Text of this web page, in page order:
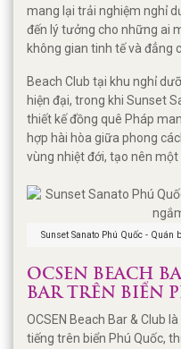
mang lại trải nghiệm nghỉ
đến lý tưởng cho những ai
không gian tinh tế và đẳng
Beach Club tại khu nghỉ
hiện đại, trong khi Sunset
thiết kế đồng quê Pháp
hợp hài hòa giữa phong
vùng nhiệt đới, tạo nên một
Sunset Sanato Phú Quốc -
OCSEN BEACH
BAR TRÊN BIỂN
OCSEN Beach Bar & Club
tiếng trên biển Phú Quốc,